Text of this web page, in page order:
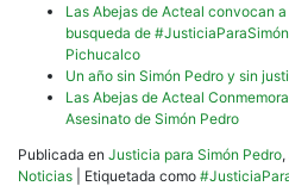
Las Abejas de Acteal convocan
busqueda de
Pichucalco
Un año sin Simón Pedro y sin
Las Abejas de Acteal
Asesinato de Simón Pedro
Publicada en Justicia para Simón Pedro,
Noticias
Etiquetada como